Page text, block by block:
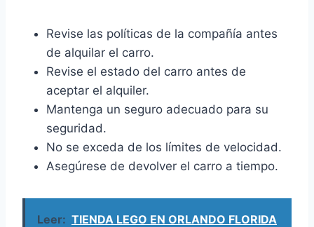
Revise las políticas de la compañía antes
de alquilar el carro.
Revise el estado del carro antes de
aceptar el alquiler.
Mantenga un seguro adecuado para su
seguridad.
No se exceda de los límites de velocidad.
Asegúrese de devolver el carro a tiempo.
Leer: TIENDA LEGO EN ORLANDO FLORIDA